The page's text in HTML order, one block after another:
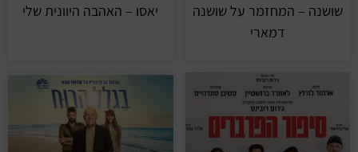
שושנה – המחזמר על שושנה
דמארי
יאסו – האהבה היוונית שלי